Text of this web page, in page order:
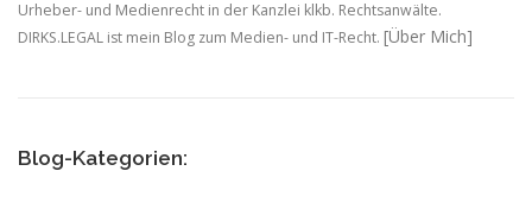
Urheber- und Medienrecht in der Kanzlei klkb. Rechtsanwälte.
DIRKS.LEGAL ist mein Blog zum Medien- und IT-Recht. [Über Mich]
Blog-Kategorien: